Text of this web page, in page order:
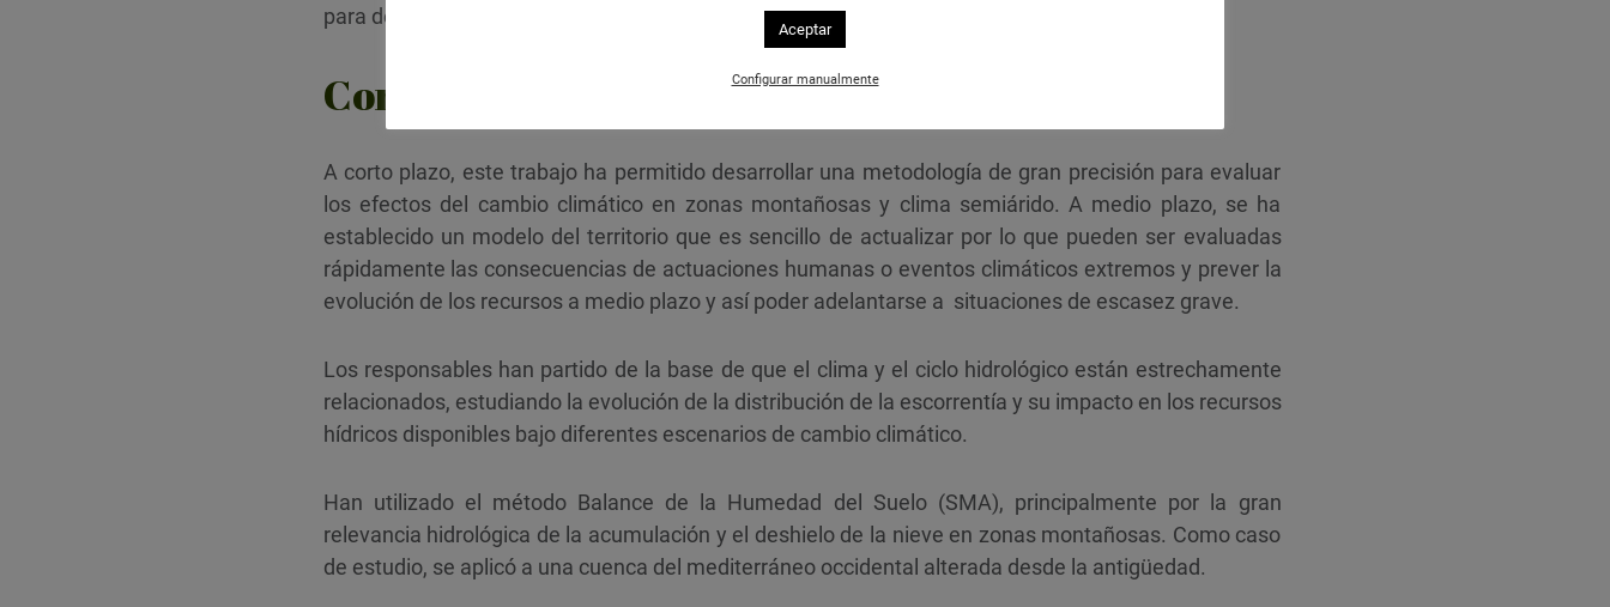
para determinar la disponibilidad de recursos hídricos en un futuro próximo.
Consecuencias a corto y medio plazo
A corto plazo, este trabajo ha permitido desarrollar una metodología de gran precisión para evaluar
los efectos del cambio climático en zonas montañosas y clima semiárido. A medio plazo, se ha
establecido un modelo del territorio que es sencillo de actualizar por lo que pueden ser evaluadas
rápidamente las consecuencias de actuaciones humanas o eventos climáticos extremos y prever la
evolución de los recursos a medio plazo y así poder adelantarse a situaciones de escasez grave.
Los responsables han partido de la base de que el clima y el ciclo hidrológico están estrechamente
relacionados, estudiando la evolución de la distribución de la escorrentía y su impacto en los recursos
hídricos disponibles bajo diferentes escenarios de cambio climático.
Han utilizado el método Balance de la Humedad del Suelo (SMA), principalmente por la gran
relevancia hidrológica de la acumulación y el deshielo de la nieve en zonas montañosas. Como caso
de estudio, se aplicó a una cuenca del mediterráneo occidental alterada desde la antigüedad.
Aceptar
Configurar manualmente